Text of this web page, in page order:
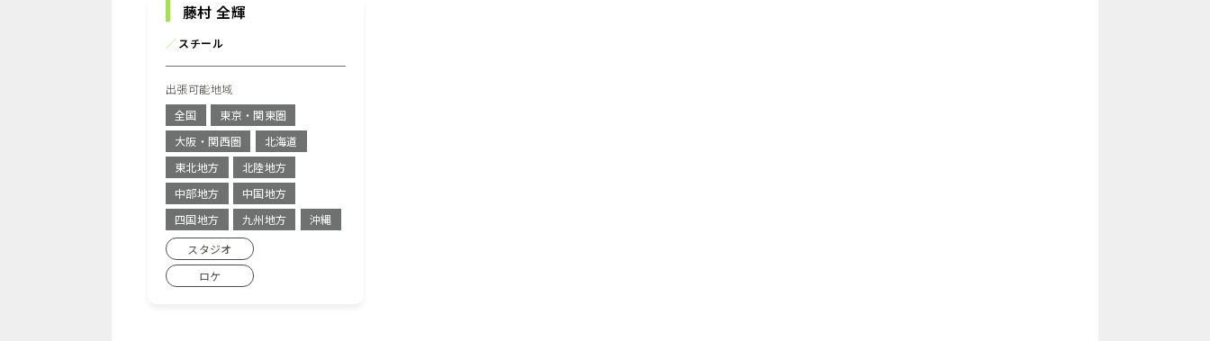
藤村 全輝
／ スチール
出張可能地域
全国
東京・関東圏
大阪・関西圏
北海道
東北地方
北陸地方
中部地方
中国地方
四国地方
九州地方
沖縄
スタジオ
ロケ